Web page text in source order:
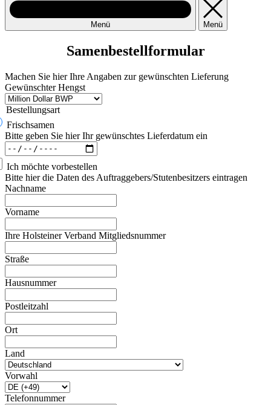
Menü Menü
Samenbestell­formular
Machen Sie hier Ihre Angaben zur gewünschten Lieferung
Gewünschter Hengst
Bestellungsart
Frischsamen
Bitte geben Sie hier Ihr gewünschtes Lieferdatum ein
Ich möchte vorbestellen
Bitte hier die Daten des Auftraggebers/Stutenbesitzers eintragen
Nachname
Vorname
Ihre Holsteiner Verband Mitgliedsnummer
Straße
Hausnummer
Postleitzahl
Ort
Land
Vorwahl
Telefonnummer